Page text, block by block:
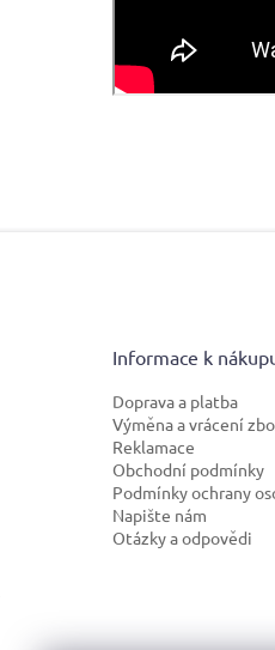
Informace k
Doprava a platba
Výměna a vrácení
Reklamace
Obchodní podmínky
Podmínky ochrany
Napište nám
Otázky a odpovědi